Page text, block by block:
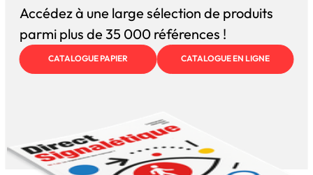
Accédez à une large sélection de produits
parmi plus de 35 000 références !
CATALOGUE PAPIER CATALOGUE EN LIGNE